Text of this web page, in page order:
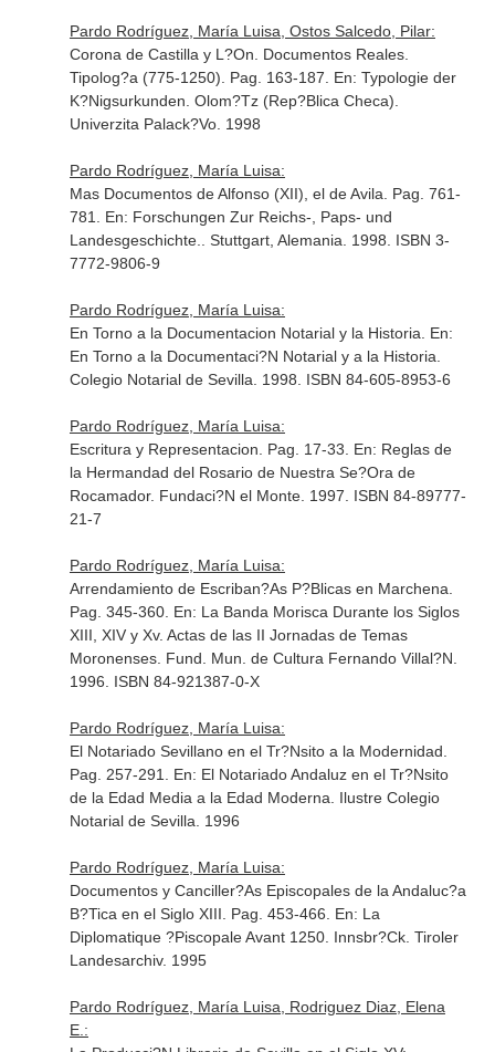
Pardo Rodríguez, María Luisa, Ostos Salcedo, Pilar:
Corona de Castilla y L?On. Documentos Reales.
Tipolog?a (775-1250). Pag. 163-187. En: Typologie der
K?Nigsurkunden . Olom?Tz (Rep?Blica Checa).
Univerzita Palack?Vo. 1998
Pardo Rodríguez, María Luisa:
Mas Documentos de Alfonso (XII), el de Avila. Pag. 761-
781. En: Forschungen Zur Reichs-, Paps- und
Landesgeschichte.
. Stuttgart, Alemania. 1998. ISBN 3-
7772-9806-9
Pardo Rodríguez, María Luisa:
En Torno a la Documentacion Notarial y la Historia. En:
En Torno a la Documentaci?N Notarial y a la Historia
Colegio Notarial de Sevilla. 1998. ISBN 84-605-8953-6
Pardo Rodríguez, María Luisa:
Escritura y Representacion. Pag. 17-33. En: Reglas de
la Hermandad del Rosario de Nuestra Se?Ora de
Rocamador. Fundaci?N el Monte. 1997. ISBN 84-89777-
21-7
Pardo Rodríguez, María Luisa:
Arrendamiento de Escriban?As P?Blicas en Marchena.
Pag. 345-360. En: La Banda Morisca Durante los Siglos
XIII, XIV y Xv. Actas de las II Jornadas de Temas
Moronenses. Fund. Mun. de Cultura Fernando Villal?N.
1996. ISBN 84-921387-0-X
Pardo Rodríguez, María Luisa:
El Notariado Sevillano en el Tr?Nsito a la Modernidad.
Pag. 257-291. En: El Notariado Andaluz en el Tr?Nsito
de la Edad Media a la Edad Moderna . Ilustre Colegio
Notarial de Sevilla. 1996
Pardo Rodríguez, María Luisa:
Documentos y Canciller?As Episcopales de la Andaluc?a
B?Tica en el Siglo XIII. Pag. 453-466. En: La
Diplomatique ?Piscopale Avant 1250. Innsbr?Ck. Tiroler
Landesarchiv. 1995
Pardo Rodríguez, María Luisa, Rodriguez Diaz, Elena
E.: